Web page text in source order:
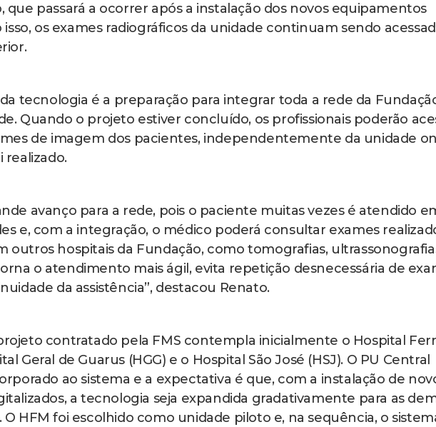
que passará a ocorrer após a instalação dos novos equipamentos
os exames radiográficos da unidade continuam sendo
tecnologia é a preparação para integrar toda a rede da
Quando o projeto estiver concluído, os profissionais poderão
de imagem dos pacientes, independentemente da unidade
avanço para a rede, pois o paciente muitas vezes é atendido
e, com a integração, o médico poderá consultar exames
outros hospitais da Fundação, como tomografias,
o atendimento mais ágil, evita repetição desnecessária de
da assistência”, destacou Renato.
contratado pela FMS contempla inicialmente o Hospital
Geral de Guarus (HGG) e o Hospital São José (HSJ). O PU Central
ao sistema e a expectativa é que, com a instalação de
a tecnologia seja expandida gradativamente para as
O HFM foi escolhido como unidade piloto e, na sequência, o